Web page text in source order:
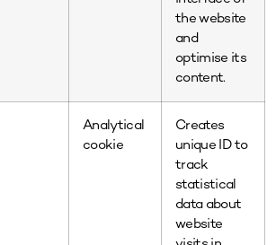
the website
and
optimise its
content.
Analytical
cookie
Creates
unique ID to
track
statistical
data about
website